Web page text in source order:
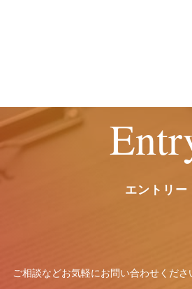
請求ができます。
お申し出は、以下の窓口にて
また、個々の選考・評価結
報の開示には応じかねます
お問合わせ窓口：林 智代
エントリー
ご相談などお気軽にお問い合わせくださ